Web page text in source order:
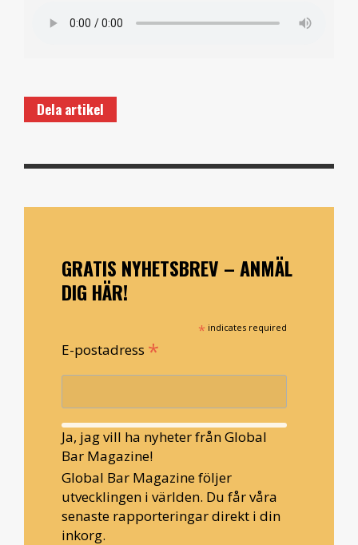
Dela artikel
GRATIS NYHETSBREV – ANMÄL
DIG HÄR!
* indicates required
E-postadress *
Ja, jag vill ha nyheter från Global
Bar Magazine!
Global Bar Magazine följer
utvecklingen i världen. Du får våra
senaste rapporteringar direkt i din
inkorg.